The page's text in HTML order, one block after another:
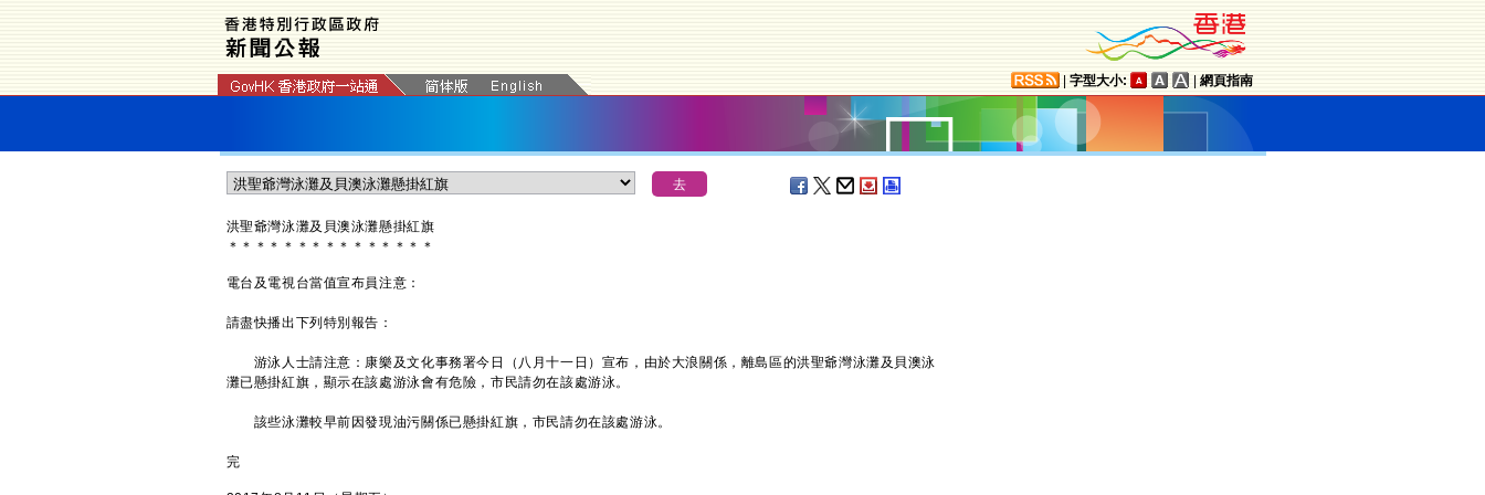
字型大小: 網頁指南
洪聖爺灣泳灘及貝澳泳灘懸掛紅旗
＊ ＊ ＊ ＊ ＊ ＊ ＊ ＊ ＊ ＊ ＊ ＊ ＊ ＊ ＊
電台及電視台當值宣布員注意：
請盡快播出下列特別報告：
游泳人士請注意：康樂及文化事務署今日（八月十一日）宣布，由於大浪關係，離島區的洪聖爺灣泳灘及貝澳泳
灘已懸掛紅旗，顯示在該處游泳會有危險，市民請勿在該處游泳。
該些泳灘較早前因發現油污關係已懸掛紅旗，市民請勿在該處游泳。
完